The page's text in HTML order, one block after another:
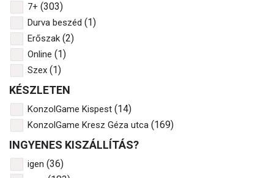
7+ (303)
Durva beszéd (1)
Erőszak (2)
Online (1)
Szex (1)
KÉSZLETEN
KonzolGame Kispest (14)
KonzolGame Kresz Géza utca (169)
INGYENES KISZÁLLÍTÁS?
igen (36)